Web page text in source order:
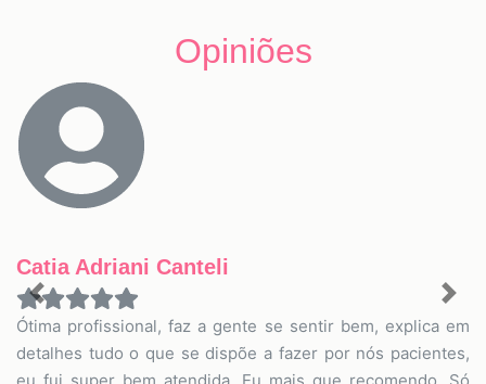
Opiniões
Catia Adriani Canteli
Ótima profissional, faz a gente se sentir bem, explica em
detalhes tudo o que se dispõe a fazer por nós pacientes,
Previous Next